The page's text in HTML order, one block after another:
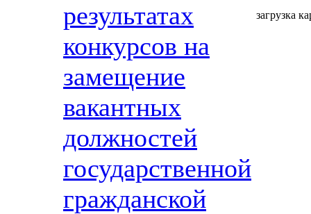
результатах
конкурсов на
замещение
вакантных
должностей
государственной
гражданской
загрузка